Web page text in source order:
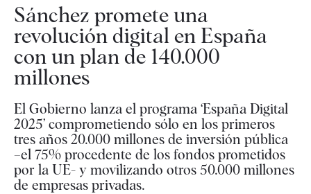
Sánchez promete una
revolución digital en España
con un plan de 140.000
millones
El Gobierno lanza el programa ‘España Digital
2025’ comprometiendo sólo en los primeros
tres años 20.000 millones de inversión pública
–el 75% procedente de los fondos prometidos
por la UE- y movilizando otros 50.000 millones
de empresas privadas.